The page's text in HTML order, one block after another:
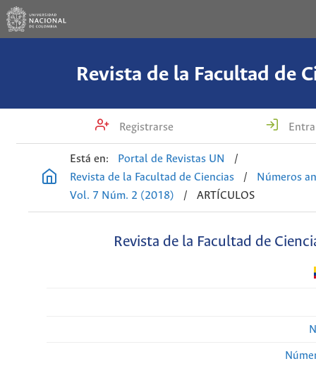
Revista de la Facultad de
Registrarse
Está en: Portal de Revistas UN
/
Revista de la Facultad de Ciencias
/
Números
Vol. 7 Núm. 2 (2018)
/ ARTÍCULOS
Revista de la Facultad de